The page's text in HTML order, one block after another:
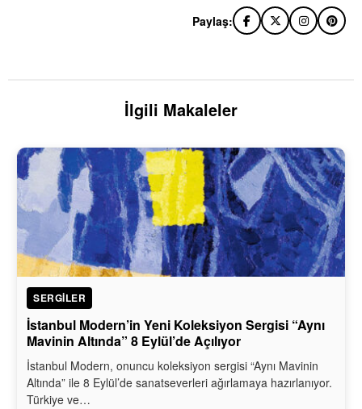
Paylaş:
İlgili Makaleler
SERGILER
İstanbul Modern’in Yeni Koleksiyon Sergisi “Aynı
Mavinin Altında” 8 Eylül’de Açılıyor
İstanbul Modern, onuncu koleksiyon sergisi “Aynı Mavinin
Altında” ile 8 Eylül’de sanatseverleri ağırlamaya hazırlanıyor.
Türkiye ve…